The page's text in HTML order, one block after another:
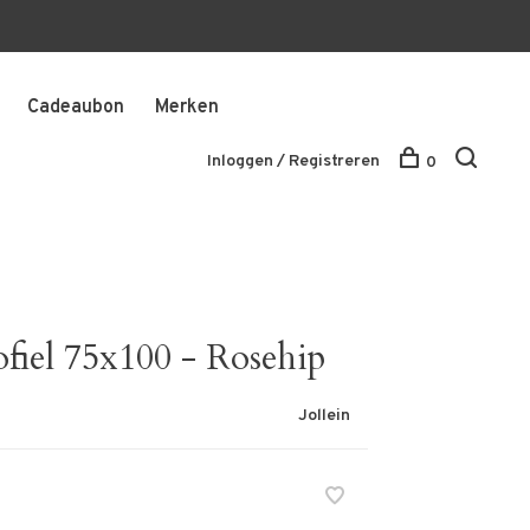
Cadeaubon Merken
Inloggen / Registreren 0
75x100 - Rosehip
Jollein